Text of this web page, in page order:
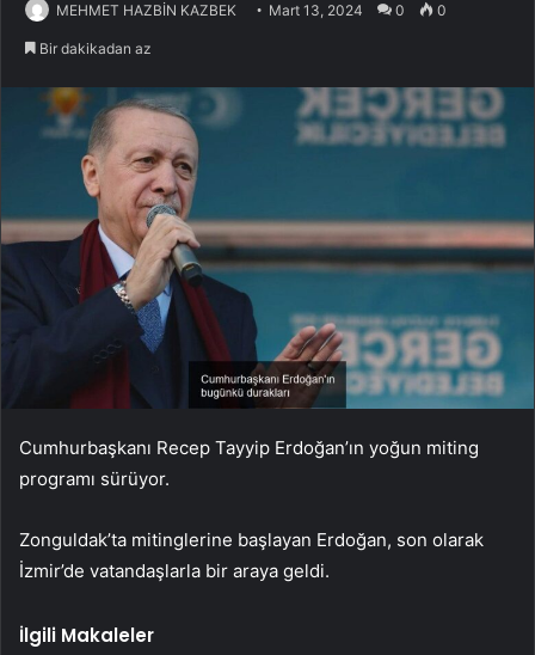
MEHMET HAZBİN KAZBEK Mart 13, 2024 0 0
Bir dakikadan az
Cumhurbaşkanı Recep Tayyip Erdoğan’ın yoğun miting
programı sürüyor.
Zonguldak’ta mitinglerine başlayan Erdoğan, son olarak
İzmir’de vatandaşlarla bir araya geldi.
İlgili Makaleler